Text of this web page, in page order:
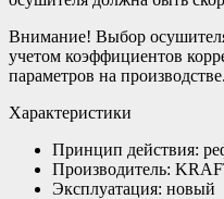
Внимание! Выбор
учетом коэффициентов
параметров на производстве.
Характеристики
Принцип действия:
Производитель:
Эксплуатация: новый